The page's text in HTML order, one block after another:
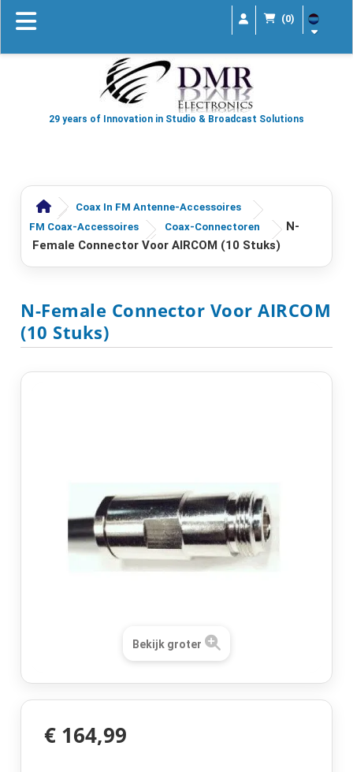
(0)
29 years of Innovation in Studio & Broadcast Solutions
Coax In FM Antenne-Accessoires
FM Coax-Accessoires
Coax-Connectoren
N-
Female Connector Voor AIRCOM (10 Stuks)
N-Female Connector Voor AIRCOM
(10 Stuks)
Bekijk groter
€ 164,99